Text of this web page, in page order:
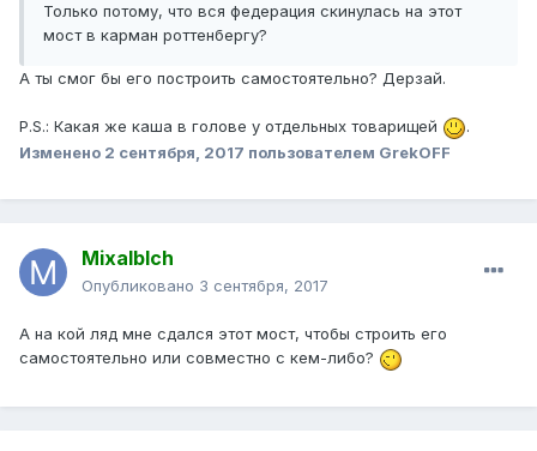
Только потому, что вся федерация скинулась на этот
мост в карман роттенбергу?
А ты смог бы его построить самостоятельно? Дерзай.
P.S.: Какая же каша в голове у отдельных товарищей
.
Изменено 2 сентября, 2017 пользователем GrekOFF
Mixalblch
Опубликовано 3 сентября, 2017
А на кой ляд мне сдался этот мост, чтобы строить его
самостоятельно или совместно с кем-либо?